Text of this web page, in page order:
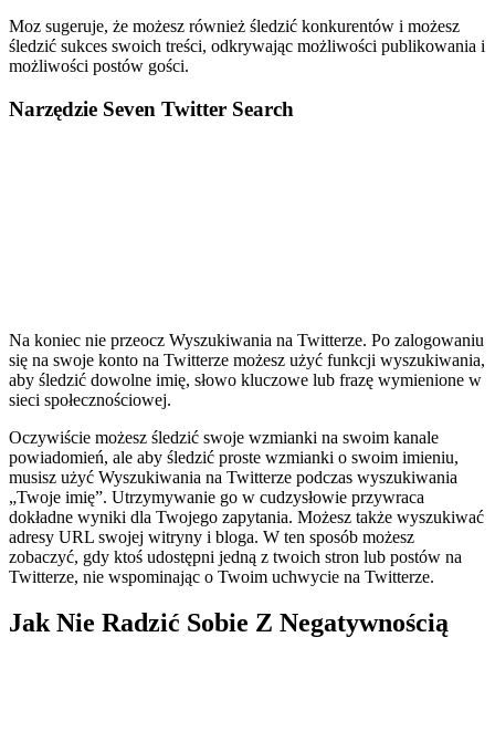
Moz sugeruje, że możesz również śledzić konkurentów i możesz
śledzić sukces swoich treści, odkrywając możliwości publikowania i
możliwości postów gości.
Narzędzie Seven Twitter Search
Na koniec nie przeocz Wyszukiwania na Twitterze. Po zalogowaniu
się na swoje konto na Twitterze możesz użyć funkcji wyszukiwania,
aby śledzić dowolne imię, słowo kluczowe lub frazę wymienione w
sieci społecznościowej.
Oczywiście możesz śledzić swoje wzmianki na swoim kanale
powiadomień, ale aby śledzić proste wzmianki o swoim imieniu,
musisz użyć Wyszukiwania na Twitterze podczas wyszukiwania
„Twoje imię”. Utrzymywanie go w cudzysłowie przywraca
dokładne wyniki dla Twojego zapytania. Możesz także wyszukiwać
adresy URL swojej witryny i bloga. W ten sposób możesz
zobaczyć, gdy ktoś udostępni jedną z twoich stron lub postów na
Twitterze, nie wspominając o Twoim uchwycie na Twitterze.
Jak Nie Radzić Sobie Z Negatywnością